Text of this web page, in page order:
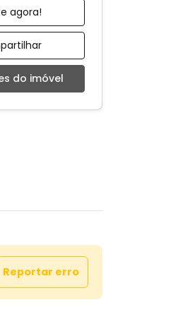
agora!
do imóvel
Reportar erro